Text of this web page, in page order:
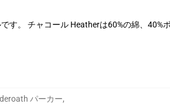
す。 チャコール Heatherは60%の綿、40%
パーカー,